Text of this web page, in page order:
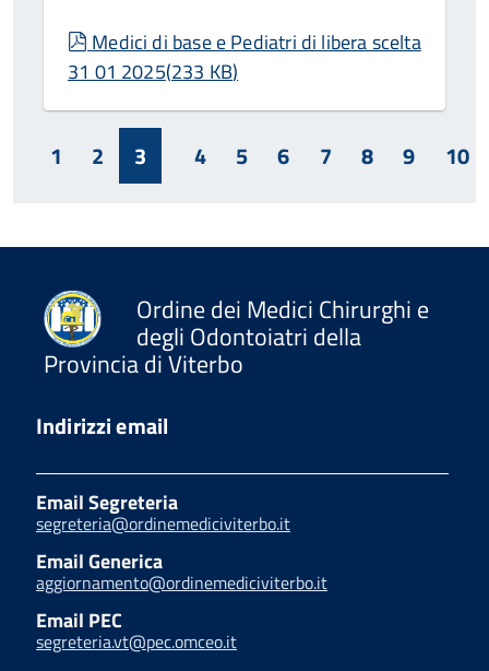
pdf
Medici di base e Pediatri di libera scelta
31 01 2025(233 KB)
1 2 3 4 5 6 7 8 9 10
Ordine dei Medici Chirurghi e
degli Odontoiatri della
Provincia di Viterbo
Indirizzi email
Email Segreteria
segreteria@ordinemediciviterbo.it
Email Generica
aggiornamento@ordinemediciviterbo.it
Email PEC
segreteria.vt@pec.omceo.it